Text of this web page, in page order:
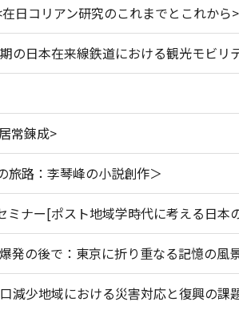
日コリアン研究のこれまでとこれから>
の日本在来線鉄道における観光モビリ
常錬成>
路：李琴峰の小説創作＞
ミナー[ポスト地域学時代に考える日本
発の後で：東京に折り重なる記憶の風
減少地域における災害対応と復興の課